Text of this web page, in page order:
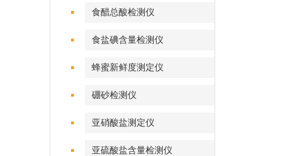
食醋总酸检测仪
食盐碘含量检测仪
蜂蜜新鲜度测定仪
硼砂检测仪
亚硝酸盐测定仪
亚硫酸盐含量检测仪